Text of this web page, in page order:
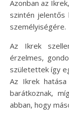
Azonban az
szintén jelentős
személyiségére.
Az Ikrek
érzelmes,
születettek így
Az Ikrek
barátkoznak,
abban, hogy